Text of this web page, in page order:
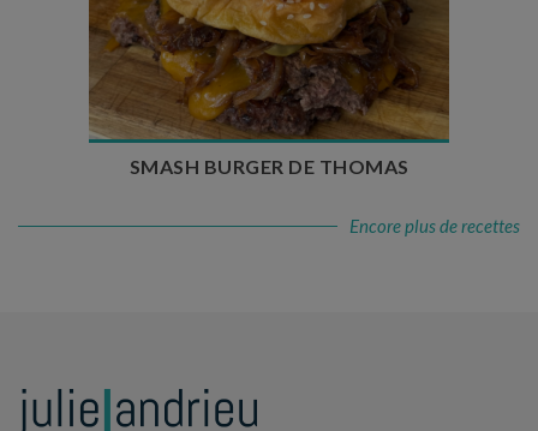
Temps de préparation : 20 min
Temps de cuisson : 5 à 10 min
Nombre de couverts : 4
SMASH BURGER DE THOMAS
Encore plus de recettes